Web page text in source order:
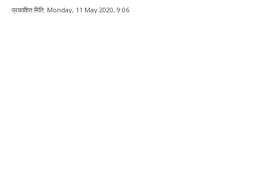
प्रकाशित मिति: Monday, 11 May 2020, 9:06